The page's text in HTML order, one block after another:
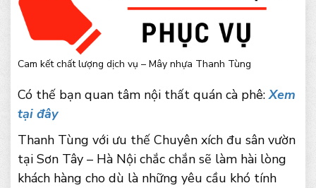
Cam kết chất lượng dịch vụ – Mây nhựa Thanh Tùng
Có thế bạn quan tâm nội thất quán cà phê:Xem
tại đây
Thanh Tùng với ưu thế Chuyên xích đu sân vườn
tại Sơn Tây – Hà Nội chắc chắn sẽ làm hài lòng
khách hàng cho dù là những yêu cầu khó tính